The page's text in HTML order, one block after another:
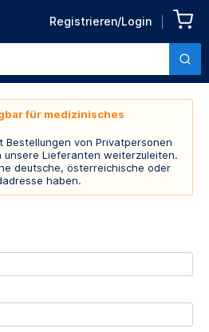
Registrieren/Login
für medizinisches
von Privatpersonen
unsere Lieferanten weiterzuleiten.
deutsche, österreichische oder
haben.